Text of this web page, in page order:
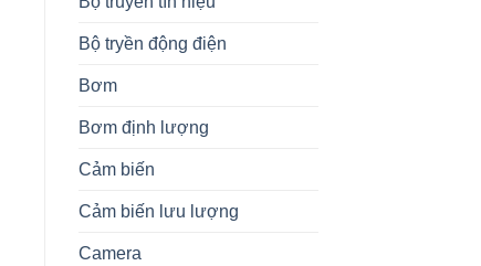
Bộ tryền động điện
Bơm
Bơm định lượng
Cảm biến
Cảm biến lưu lượng
Camera